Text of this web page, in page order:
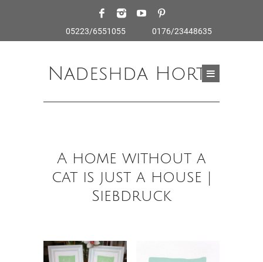
05223/6551055 0176/23448635
Nadeshda Horte
A home without a
cat is just a house |
Siebdruck